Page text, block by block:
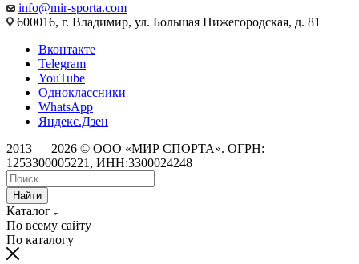
info@mir-sporta.com
600016, г. Владимир, ул. Большая Нижегородская, д. 81
Вконтакте
Telegram
YouTube
Одноклассники
WhatsApp
Яндекс.Дзен
2013 — 2026 © ООО «МИР СПОРТА». ОГРН:
1253300005221, ИНН:3300024248
Найти
Каталог
По всему сайту
По каталогу